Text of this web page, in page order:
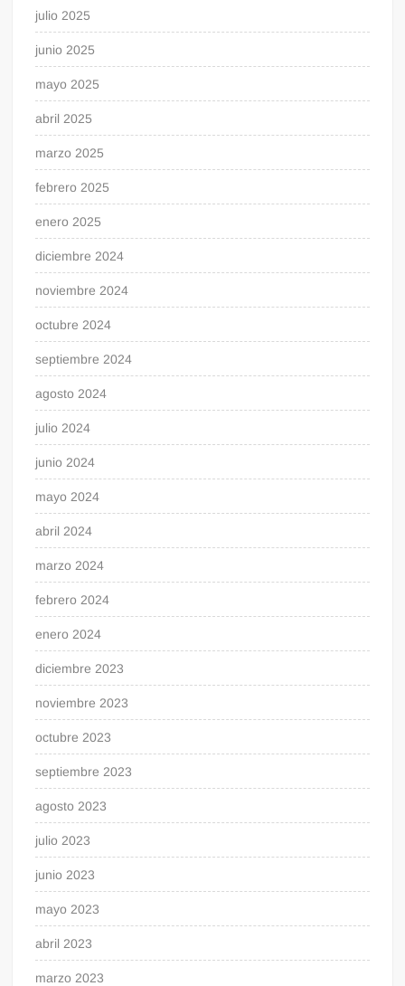
julio 2025
junio 2025
mayo 2025
abril 2025
marzo 2025
febrero 2025
enero 2025
diciembre 2024
noviembre 2024
octubre 2024
septiembre 2024
agosto 2024
julio 2024
junio 2024
mayo 2024
abril 2024
marzo 2024
febrero 2024
enero 2024
diciembre 2023
noviembre 2023
octubre 2023
septiembre 2023
agosto 2023
julio 2023
junio 2023
mayo 2023
abril 2023
marzo 2023